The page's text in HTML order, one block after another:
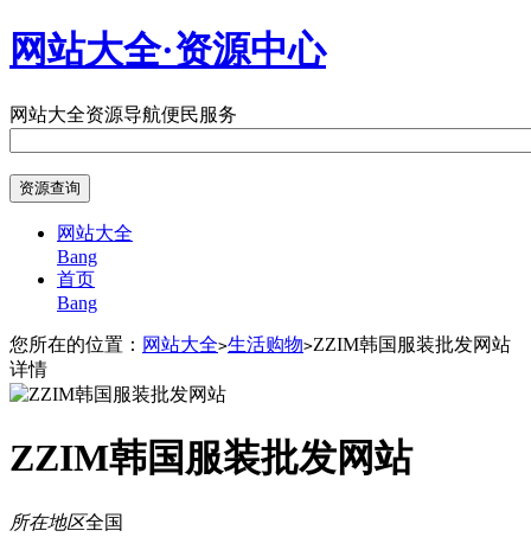
网站大全·资源中心
网站大全资源导航便民服务
网站大全
Bang
首页
Bang
您所在的位置： 网站大全>生活购物>ZZIM韩国服装批发网站
详情
ZZIM韩国服装批发网站
所在地区全国